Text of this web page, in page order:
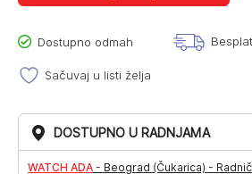
Dostupno odmah
Sačuvaj u listi želja
DOSTUPNO U RADNJAMA
WATCH ADA - Beograd (Čukarica) -